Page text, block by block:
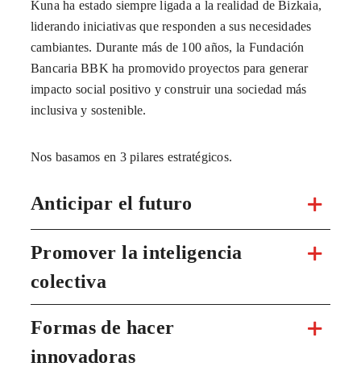
Kuna ha estado siempre ligada a la realidad de Bizkaia,
liderando iniciativas que responden a sus necesidades
cambiantes. Durante más de 100 años, la Fundación
Bancaria BBK ha promovido proyectos para generar
impacto social positivo y construir una sociedad más
inclusiva y sostenible.
Nos basamos en 3 pilares estratégicos.
Anticipar el futuro
Promover la inteligencia
colectiva
Formas de hacer
innovadoras